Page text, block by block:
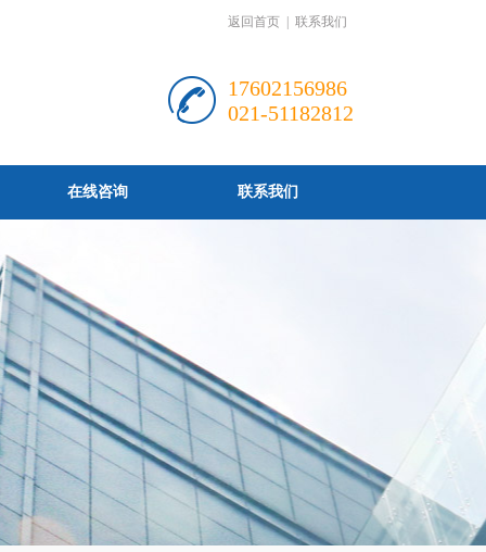
返回首页 联系我们
17602156986
021-51182812
在线咨询 联系我们